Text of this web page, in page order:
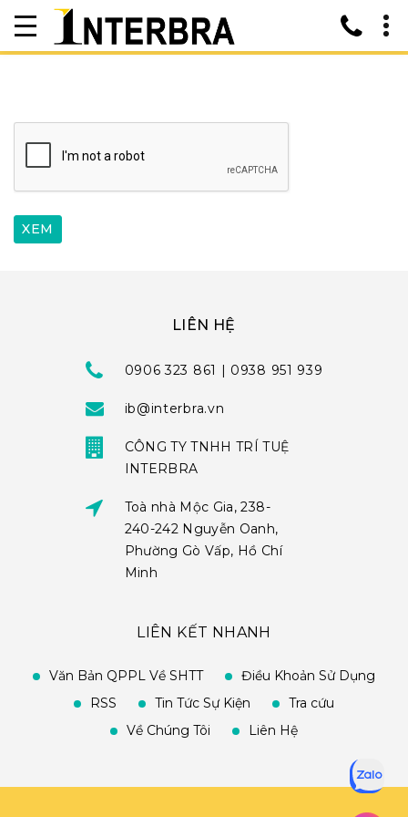
LIÊN HỆ
0906 323 861 | 0938 951 939
ib@interbra.vn
CÔNG TY TNHH TRÍ TUỆ
INTERBRA
Toà nhà Mộc Gia, 238-
240-242 Nguyễn Oanh,
Phường Gò Vấp, Hồ Chí
Minh
LIÊN KẾT NHANH
Văn Bản QPPL Về SHTT
Điều Khoản Sử Dụng
RSS
Tin Tức Sự Kiện
Tra cứu
Về Chúng Tôi
Liên Hệ